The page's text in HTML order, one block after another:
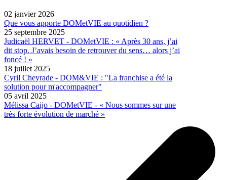
02 janvier 2026
Que vous apporte DOMetVIE au quotidien ?
25 septembre 2025
Judicaël HERVET - DOMetVIE : « Après 30 ans, j’ai
dit stop. J’avais besoin de retrouver du sens… alors j’ai
foncé ! »
18 juillet 2025
Cyril Cheyrade - DOM&VIE : "La franchise a été la
solution pour m'accompagner"
05 avril 2025
Mélissa Caijo - DOMetVIE - « Nous sommes sur une
très forte évolution de marché »